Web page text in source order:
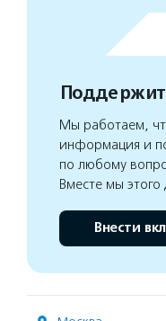
Мы работаем,
информация и
по любому
Вместе мы этого
Внести